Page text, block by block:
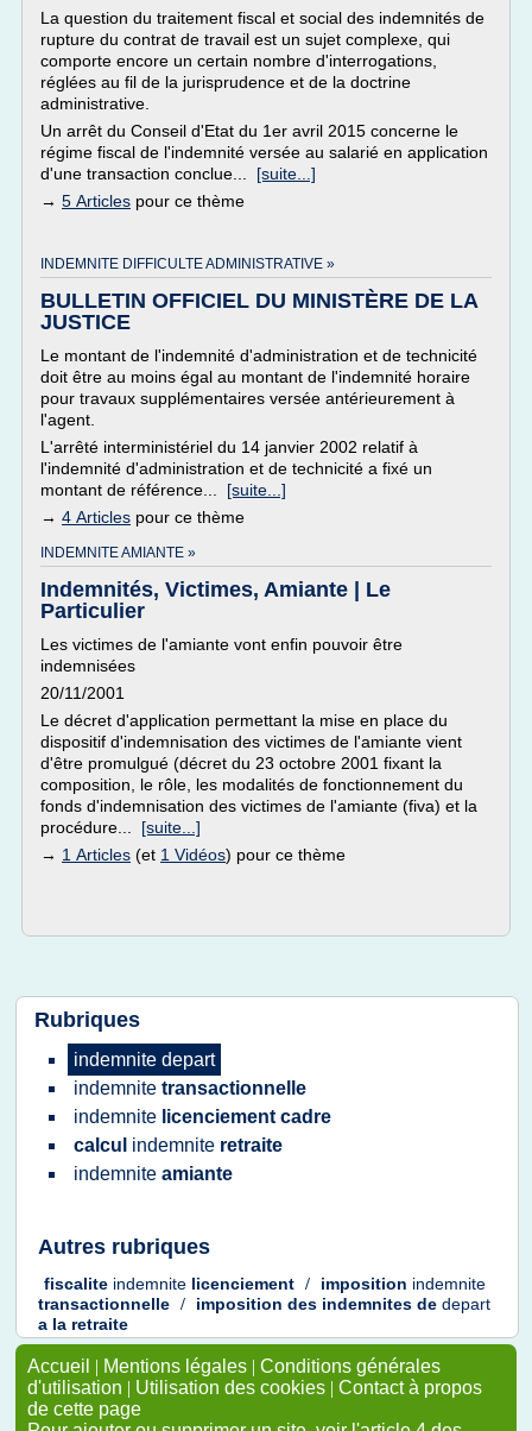
La question du traitement fiscal et social des indemnités de
rupture du contrat de travail est un sujet complexe, qui
comporte encore un certain nombre d'interrogations,
réglées au fil de la jurisprudence et de la doctrine
administrative.
Un arrêt du Conseil d'Etat du 1er avril 2015 concerne le
régime fiscal de l'indemnité versée au salarié en application
d'une transaction conclue... [suite...]
→ 5 Articles pour ce thème
INDEMNITE DIFFICULTE ADMINISTRATIVE »
BULLETIN OFFICIEL DU MINISTÈRE DE LA
JUSTICE
Le montant de l'indemnité d'administration et de technicité
doit être au moins égal au montant de l'indemnité horaire
pour travaux supplémentaires versée antérieurement à
l'agent.
L'arrêté interministériel du 14 janvier 2002 relatif à
l'indemnité d'administration et de technicité a fixé un
montant de référence... [suite...]
→ 4 Articles pour ce thème
INDEMNITE AMIANTE »
Indemnités, Victimes, Amiante | Le
Particulier
Les victimes de l'amiante vont enfin pouvoir être
indemnisées
20/11/2001
Le décret d'application permettant la mise en place du
dispositif d'indemnisation des victimes de l'amiante vient
d'être promulgué (décret du 23 octobre 2001 fixant la
composition, le rôle, les modalités de fonctionnement du
fonds d'indemnisation des victimes de l'amiante (fiva) et la
procédure... [suite...]
→ 1 Articles (et 1 Vidéos) pour ce thème
Rubriques
indemnite depart
indemnite transactionnelle
indemnite licenciement cadre
calcul indemnite retraite
indemnite amiante
Autres rubriques
fiscalite indemnite licenciement / imposition indemnite
transactionnelle / imposition des indemnites de depart
a la retraite
Accueil | Mentions légales | Conditions générales
d'utilisation | Utilisation des cookies | Contact à propos
de cette page